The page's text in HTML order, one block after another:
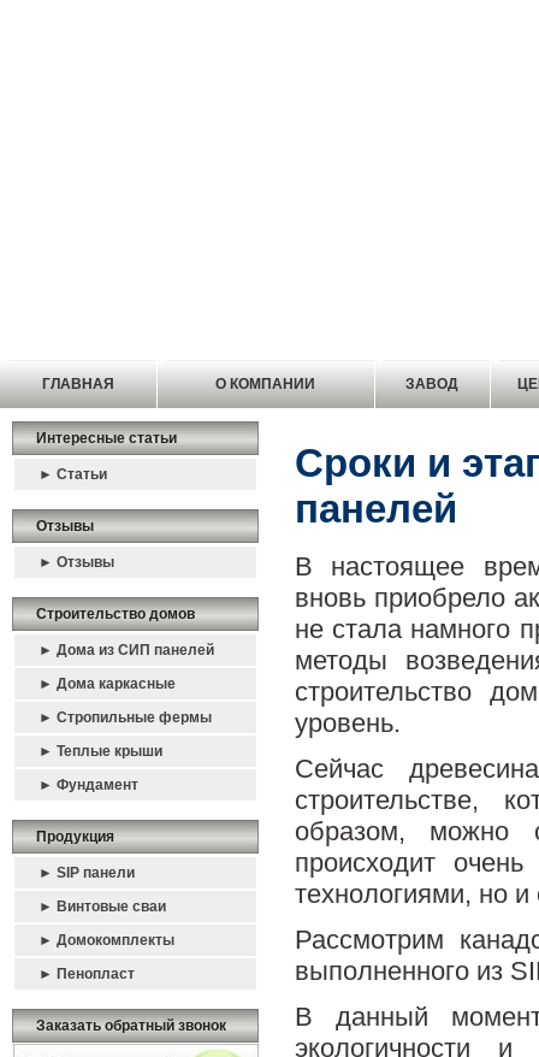
ГЛАВНАЯ О КОМПАНИИ ЗАВОД
Интересные статьи
► Статьи
Отзывы
► Отзывы
Строительство домов
► Дома из СИП панелей
► Дома каркасные
► Стропильные фермы
► Теплые крыши
► Фундамент
Продукция
► SIP панели
► Винтовые сваи
► Домокомплекты
► Пенопласт
Заказать обратный звонок
Сроки и
панелей
В настоящее
вновь приобрело
не стала намного
методы
строительство
уровень.
Сейчас
строительстве,
образом, можно
происходит
технологиями, но
Рассмотрим
выполненного из
В данный
экологичности